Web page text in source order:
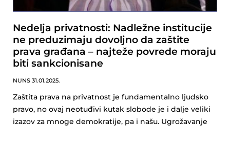
Nedelja privatnosti: Nadležne institucije
ne preduzimaju dovoljno da zaštite
prava građana – najteže povrede moraju
biti sankcionisane
NUNS 31.01.2025.
Zaštita prava na privatnost je fundamentalno ljudsko
pravo, no ovaj neotuđivi kutak slobode je i dalje veliki
izazov za mnoge demokratije, pa i našu. Ugrožavanje